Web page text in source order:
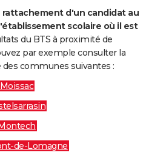
rattachement d'un candidat au
scolaire où il est
du BTS à proximité de
par exemple consulter la
des communes suivantes :
Moissac
de-Lomagne